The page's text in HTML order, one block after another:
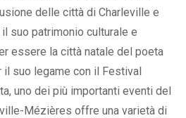
delle città di Charleville e
suo patrimonio culturale e
essere la città natale del poeta
il suo legame con il Festival
uno dei più importanti eventi del
Mézières offre una varietà di